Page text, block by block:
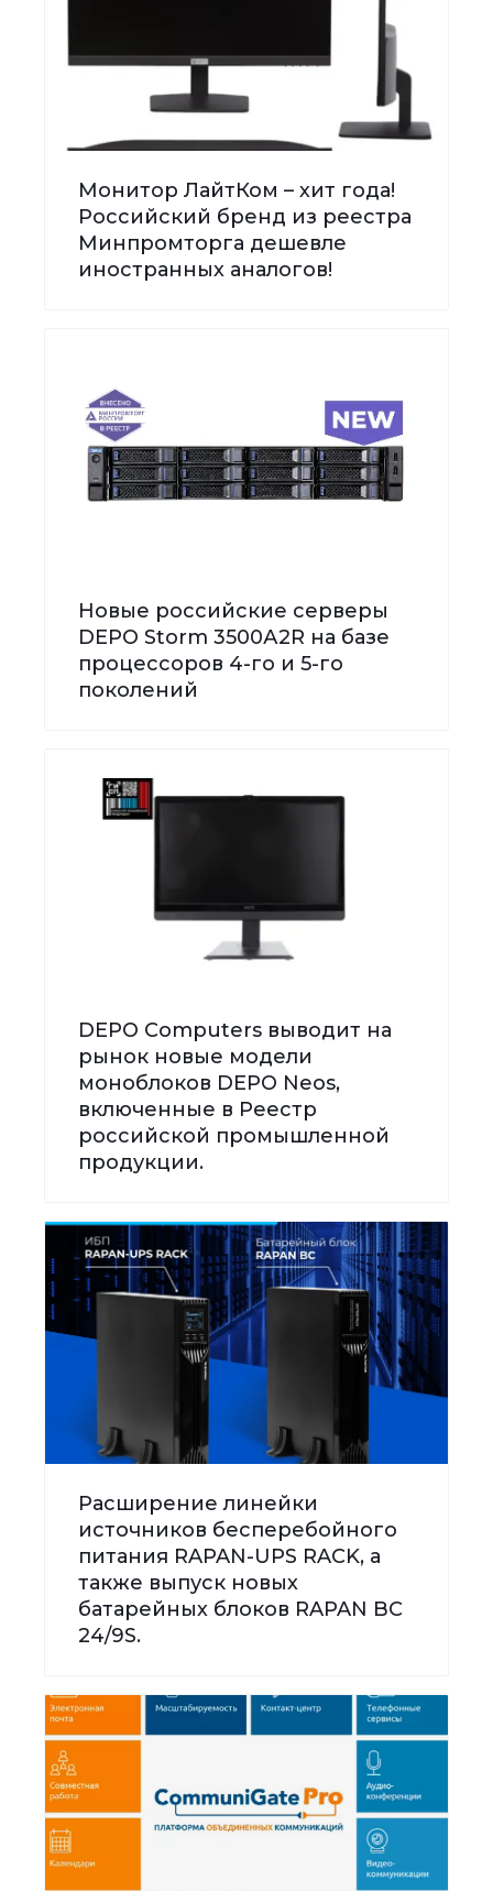
Монитор ЛайтКом – хит года!
Российский бренд из реестра
Минпромторга дешевле
иностранных аналогов!
Новые российские серверы
DEPO Storm 3500А2R на базе
процессоров 4-го и 5-го
поколений
DEPO Computers выводит на
рынок новые модели
моноблоков DEPO Neos,
включенные в Реестр
российской промышленной
продукции.
Расширение линейки
источников бесперебойного
питания RAPAN-UPS RACK, а
также выпуск новых
батарейных блоков RAPAN BC
24/9S.